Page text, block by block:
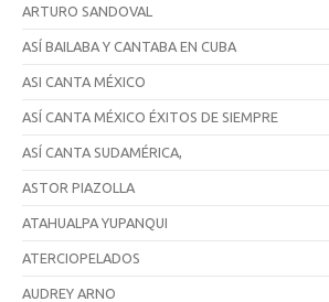
ARTURO SANDOVAL
ASÍ BAILABA Y CANTABA EN CUBA
ASI CANTA MÉXICO
ASÍ CANTA MÉXICO ÉXITOS DE SIEMPRE
ASÍ CANTA SUDAMÉRICA,
ASTOR PIAZOLLA
ATAHUALPA YUPANQUI
ATERCIOPELADOS
AUDREY ARNO